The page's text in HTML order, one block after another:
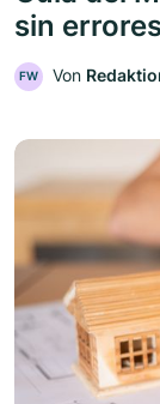
sin
FW Von